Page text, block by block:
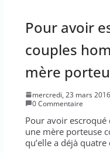
Pour avoir
couples
mère
mercredi, 23 mars
0 Commentaire
Pour avoir
une mère porteuse
qu’elle a déjà